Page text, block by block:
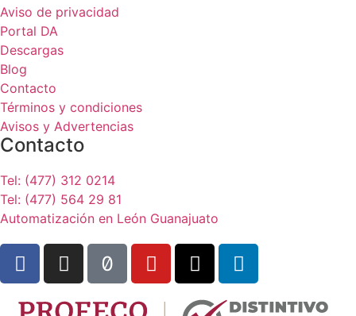
Aviso de privacidad
Portal DA
Descargas
Blog
Contacto
Términos y condiciones
Avisos y Advertencias
Contacto
Tel: (477) 312 0214
Tel: (477) 564 29 81
Automatización en León Guanajuato